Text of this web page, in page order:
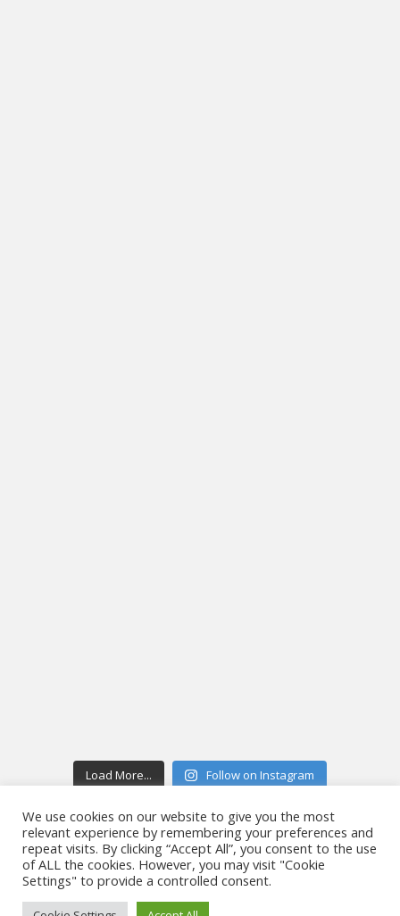
Load More... Follow on Instagram
Copyright © 2026 Aivosumutorvi
We use cookies on our website to give you the most
relevant experience by remembering your preferences and
repeat visits. By clicking “Accept All”, you consent to the use
of ALL the cookies. However, you may visit "Cookie
Settings" to provide a controlled consent.